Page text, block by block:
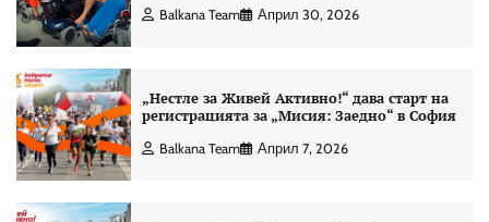
Balkana Team Април 30, 2026
„Нестле за Живей Активно!“ дава старт на
регистрацията за „Мисия: Заедно“ в София
Balkana Team Април 7, 2026